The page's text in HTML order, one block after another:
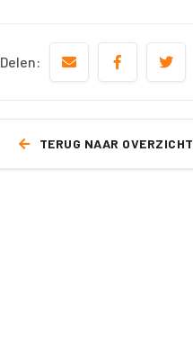
Delen:
TERUG NAAR OVERZICHT